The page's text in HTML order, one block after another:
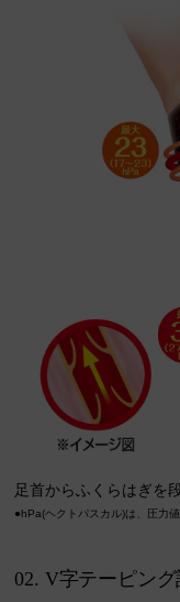
足首からふくらはぎを
●hPa(ヘクトパスカル)は、圧力
02. V字テーピン